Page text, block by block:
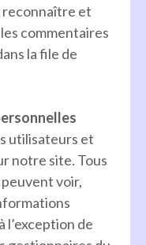
reconnaître et
commentaires
la file de
utilisateurs et
notre site. Tous
voir,
l’exception de